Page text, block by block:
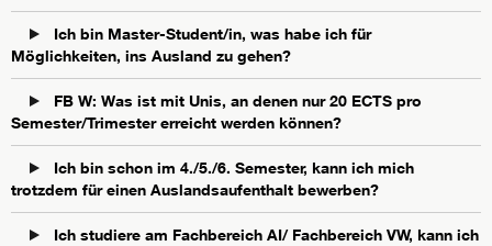
Ich bin Master-Student/in, was habe ich für
Möglichkeiten, ins Ausland zu gehen?
FB W: Was ist mit Unis, an denen nur 20 ECTS pro
Semester/Trimester erreicht werden können?
Ich bin schon im 4./5./6. Semester, kann ich mich
trotzdem für einen Auslandsaufenthalt bewerben?
Ich studiere am Fachbereich AI/ Fachbereich VW, kann ich